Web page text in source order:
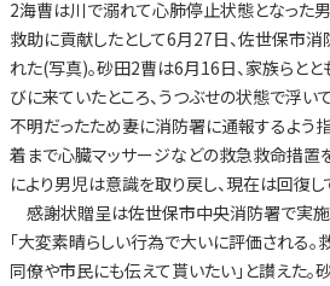
2海曹は川で溺れて心肺停止状態となった
救助に貢献したとして6月27日、佐世保市
れた(写真)。砂田2曹は6月16日、家族らと
びに来ていたところ、うつぶせの状態で浮
不明だったため妻に消防署に通報するよう
着まで心臓マッサージなどの救急救命措置
により男児は意識を取り戻し、現在は回復し
感謝状贈呈は佐世保市中央消防署で実
「大変素晴らしい行為で大いに評価される。
同僚や市民にも伝えて貰いたい」と讃えた。